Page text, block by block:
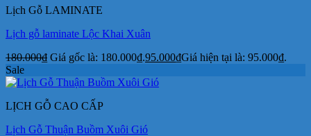
Lịch Gỗ LAMINATE
Lịch gỗ laminate Lộc Khai Xuân
180.000₫ Giá gốc là: 180.000₫.95.000₫Giá hiện tại là: 95.000₫.
Sale
LỊCH GỖ CAO CẤP
Lịch Gỗ Thuận Buồm Xuôi Gió